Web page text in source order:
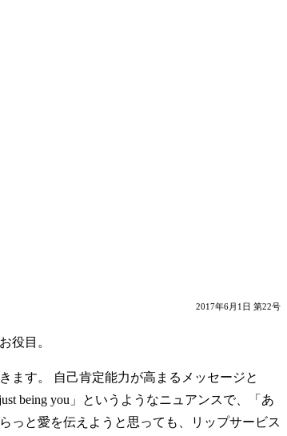
2017年6月1日 第22号
役目。
ます。 自己肯定能力が高まるメッセージと
just being you」というようなニュアンスで、「あ
っと愛を伝えようと思っても、リップサービス